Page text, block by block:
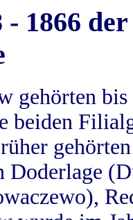
- 1866
gehörten
beiden
Doderlage